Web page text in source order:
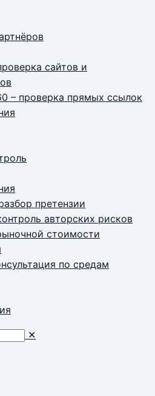
сайтов и
– проверка прямых ссылок
претензии
авторских рисков
стоимости
по средам
✕